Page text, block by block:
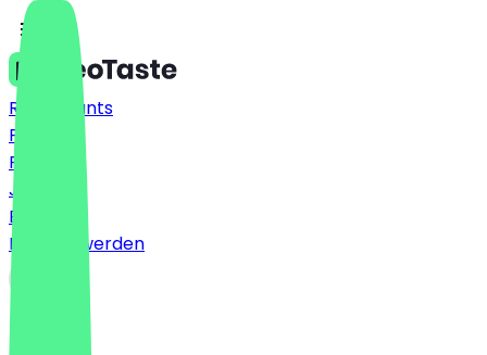
Restaurants
Preise
FAQ
Jobs
Blog
Partner werden